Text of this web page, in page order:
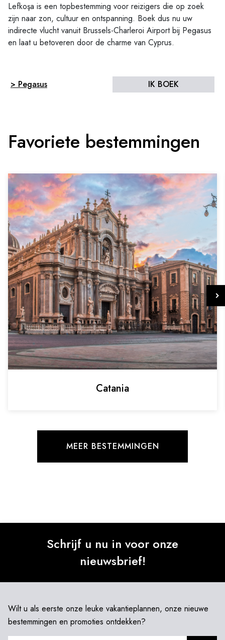
Lefkoşa is een topbestemming voor reizigers die op zoek
zijn naar zon, cultuur en ontspanning. Boek dus nu uw
indirecte vlucht vanuit Brussels-Charleroi Airport bij Pegasus
en laat u betoveren door de charme van Cyprus.
> Pegasus IK BOEK
Favoriete bestemmingen
Catania
MEER BESTEMMINGEN
Schrijf u nu in voor onze
nieuwsbrief!
Wilt u als eerste onze leuke vakantieplannen, onze nieuwe
bestemmingen en promoties ontdekken?